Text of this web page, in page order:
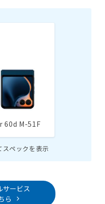
M-51F
ペックを表示
サービス
ら